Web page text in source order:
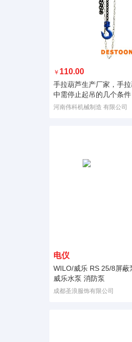
￥ 110.00
手拉葫芦生产厂家，手
中需停止起吊的几个条件
河南伟科机械制造 有限公司
电仪
WILO/威乐 RS 25/8屏蔽泵 屏蔽
威乐水泵 消防泵
成都圣浪服饰有限公司